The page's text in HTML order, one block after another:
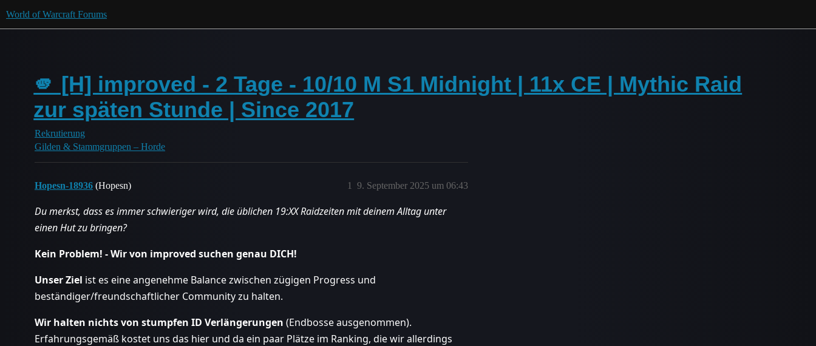
World of Warcraft Forums
🫵 [H] improved - 2 Tage - 10/10 M S1 Midnight | 11x CE | Mythic Raid
zur späten Stunde | Since 2017
Rekrutierung
Gilden & Stammgruppen – Horde
Hopesn-18936 (Hopesn) 9. September 2025 um 06:43
1
Du merkst, dass es immer schwieriger wird, die üblichen 19:XX Raidzeiten mit deinem Alltag unter
einen Hut zu bringen?
Kein Problem! - Wir von improved suchen genau DICH!
Unser Ziel ist es eine angenehme Balance zwischen zügigen Progress und
beständiger/freundschaftlicher Community zu halten.
Wir halten nichts von stumpfen ID Verlängerungen (Endbosse ausgenommen).
Erfahrungsgemäß kostet uns das hier und da ein paar Plätze im Ranking, die wir allerdings